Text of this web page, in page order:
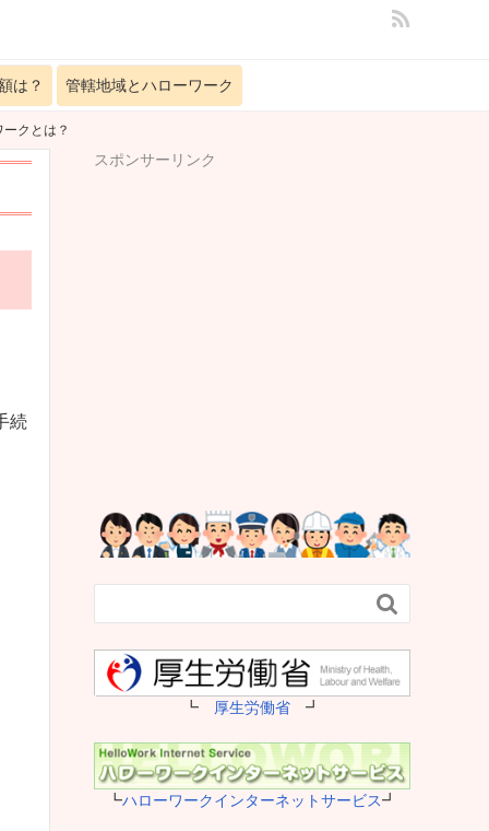
は？ 管轄地域とハローワーク
クとは？
続
スポンサーリンク

┗ 厚生労働省 ┛
┗ハローワークインターネットサービス┛